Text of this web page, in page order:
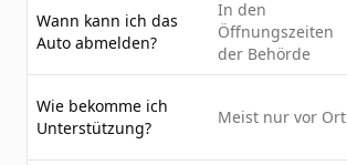
Wann kann ich das
Auto abmelden?
In den
Öffnungszeiten
der Behörde
Wie bekomme ich
Unterstützung?
Meist nur vor Ort